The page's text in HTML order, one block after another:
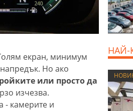
екран, минимум
Но ако
или просто да
изчезва.
- камерите и
НАЙ-